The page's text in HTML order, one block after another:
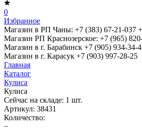
0
Избранное
Магазин в РП Чаны: +7 (383) 67-21-037
Магазин РП Краснозерское: +7 (965)
Магазин в г. Барабинск +7 (905) 934-34-
Магазин в г. Карасук +7 (903) 997-28-25
Главная
Каталог
Кулиса
Кулиса
Сейчас на складе: 1 шт.
Артикул: 38431
Количество:
−